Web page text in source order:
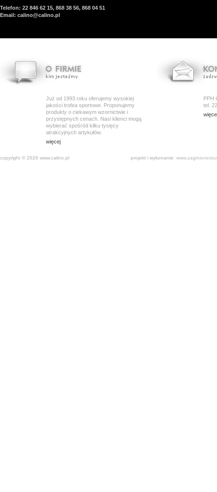
Telefon: 22 846 62 15, 868 38 56, 868 04 51
Email: calino@calino.pl
Już od 1993 roku oferujemy wysokiej
jakości trofea sportowe. Proponujemy
produkty o ciekawym wzornictwie i
przystępnych cenach. Nasi klienci mogą
wybierać spośród kilku tysięcy
atrakcyjnych artykułów.
więcej
I ZAPYTAJ
PPH
tel.
copyright © 2026 www.calino.pl projekt i wykonanie: